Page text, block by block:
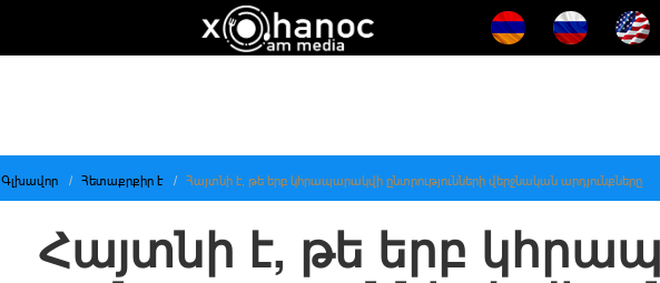
Գլխավոր Հետաքրքիր է Հայտնի է, թե երբ կհրապարակվի ընտրությունների վերջնական արդյունքները
Հայտնի է, թե երբ